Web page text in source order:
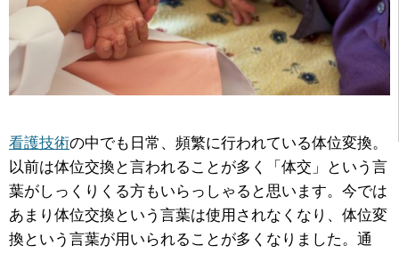
看護技術の中でも日常、頻繁に行われている体位変換。
以前は体位交換と言われることが多く「体交」という言
葉がしっくりくる方もいらっしゃると思います。今では
あまり体位交換という言葉は使用されなくなり、体位変
換という言葉が用いられることが多くなりました。通